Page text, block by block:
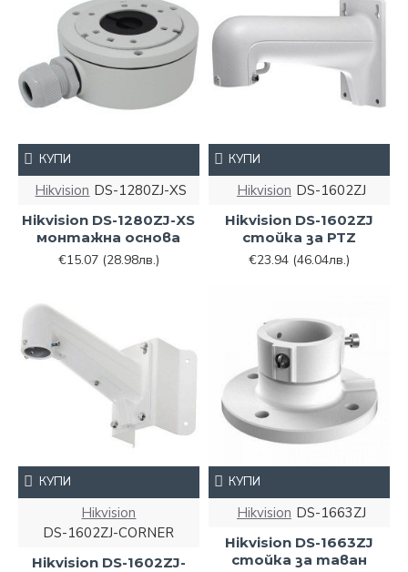
Hikvision DS-1280ZJ-XS
Hikvision DS-1280ZJ-XS
монтажна основа
€15.07 (28.98лв.)
КУПИ
Hikvision DS-1602ZJ
Hikvision DS-1602ZJ
стойка за PTZ
€23.94 (46.04лв.)
КУПИ
Hikvision
DS-1602ZJ-CORNER
Hikvision DS-1602ZJ-
КУПИ
Hikvision DS-1663ZJ
Hikvision DS-1663ZJ
стойка за таван
КУПИ